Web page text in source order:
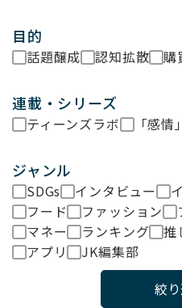
目的
話題醸成 認知拡散 購
連載・シリーズ
ティーンズラボ 「感情
ジャンル
SDGs インタビュー
フード
ファッション
マネー
ランキング 推
アプリ
JK編集部